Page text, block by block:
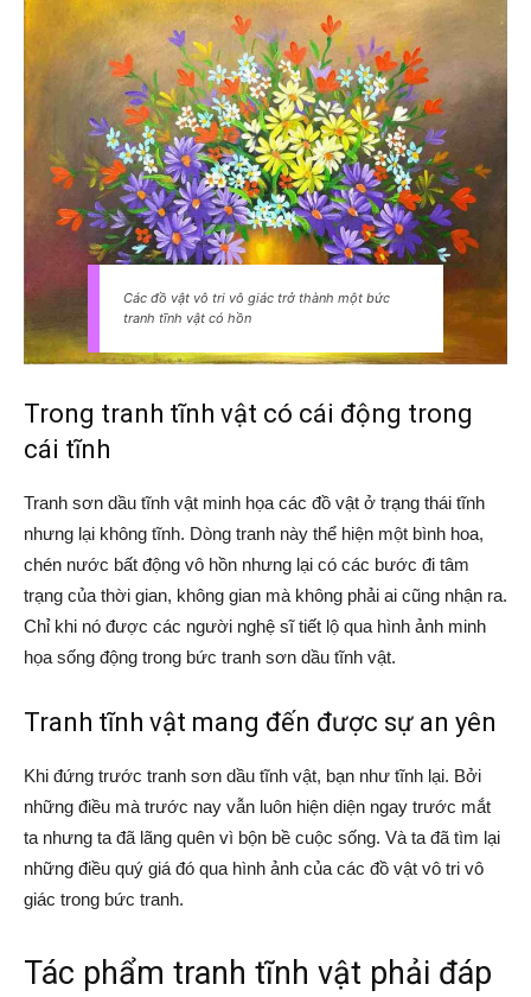
Các đồ vật vô tri vô giác trở thành một bức
tranh tĩnh vật có hồn
Trong tranh tĩnh vật có cái động trong
cái tĩnh
Tranh sơn dầu tĩnh vật minh họa các đồ vật ở trạng thái tĩnh
nhưng lại không tĩnh. Dòng tranh này thể hiện một bình hoa,
chén nước bất động vô hồn nhưng lại có các bước đi tâm
trạng của thời gian, không gian mà không phải ai cũng nhận ra.
Chỉ khi nó được các người nghệ sĩ tiết lộ qua hình ảnh minh
họa sống động trong bức tranh sơn dầu tĩnh vật.
Tranh tĩnh vật mang đến được sự an yên
Khi đứng trước tranh sơn dầu tĩnh vật, bạn như tĩnh lại. Bởi
những điều mà trước nay vẫn luôn hiện diện ngay trước mắt
ta nhưng ta đã lãng quên vì bộn bề cuộc sống. Và ta đã tìm lại
những điều quý giá đó qua hình ảnh của các đồ vật vô tri vô
giác trong bức tranh.
Tác phẩm tranh tĩnh vật phải đáp